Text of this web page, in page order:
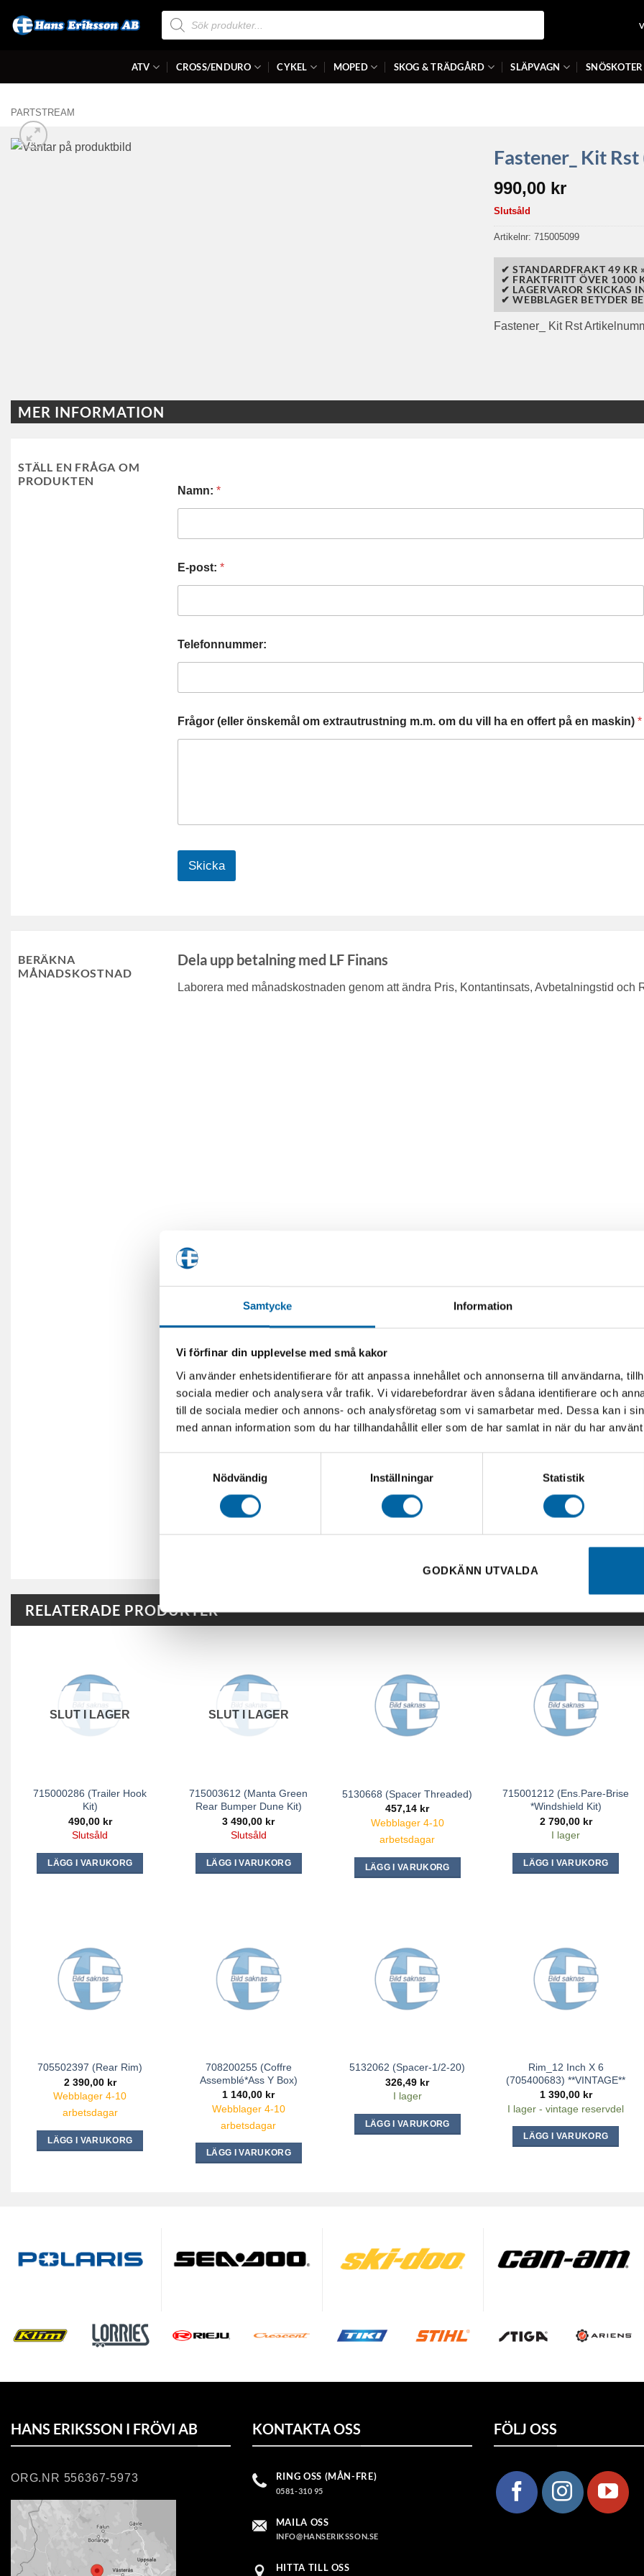
Samtycke Information
Vi förfinar din upplevelse med små kakor
Vi använder enhetsidentifierare för att anpassa innehållet och annonserna till användarna,
sociala medier och analysera vår trafik. Vi vidarebefordrar även sådana identifierare och
till de sociala medier och annons- och analysföretag som vi samarbetar med. Dessa kan i
med annan information som du har tillhandahållit eller som de har samlat in när du har
Nödvändig
Inställningar Statistik
GODKÄNN UTVALDA
Produktsökning
ATV CROSS/ENDURO CYKEL MOPED SKOG & TRÄDGÅRD SLÄPVAGN SNÖSKOTER
PARTSTREAM
Fastener_ Kit
990,00 kr
Slutsåld
Artikelnr: 715005099
✔ STANDARDFRAKT 49 KR »
✔ FRAKTFRITT ÖVER 1000
✔ LAGERVAROR SKICKAS
✔ WEBBLAGER BETYDER
Fastener_ Kit Rst
MER INFORMATION
STÄLL EN FRÅGA OM
PRODUKTEN
Namn:*
E-post:*
Telefonnummer:
Frågor (eller önskemål om extrautrustning m.m. om du vill ha en offert på en maskin)*
Skicka
BERÄKNA
MÅNADSKOSTNAD
Dela upp betalning med LF Finans
Laborera med månadskostnaden genom att ändra Pris, Kontantinsats, Avbetalningstid och
RELATERADE PRODUKTER
SLUT I LAGER
715000286 (Trailer Hook
Kit)
490,00 kr
Slutsåld
LÄGG I VARUKORG
SLUT I LAGER
715003612 (Manta Green
Rear Bumper Dune Kit)
3 490,00 kr
Slutsåld
LÄGG I VARUKORG
5130668 (Spacer Threaded)
457,14 kr
Webblager 4-10
arbetsdagar
LÄGG I VARUKORG
715001212 (Ens.Pare-Brise
*Windshield Kit)
2 790,00 kr
I lager
LÄGG I VARUKORG
705502397 (Rear Rim)
2 390,00 kr
Webblager 4-10
arbetsdagar
LÄGG I VARUKORG
708200255 (Coffre
Assemblé*Ass Y Box)
1 140,00 kr
Webblager 4-10
arbetsdagar
LÄGG I VARUKORG
5132062 (Spacer-1/2-20)
326,49 kr
I lager
LÄGG I VARUKORG
Rim_12 Inch X 6
(705400683) **VINTAGE**
1 390,00 kr
I lager - vintage reservdel
LÄGG I VARUKORG
HANS ERIKSSON I FRÖVI AB
ORG.NR 556367-5973
KONTAKTA OSS
RING OSS (MÅN-FRE)
0581-310 95
MAILA OSS
INFO@HANSERIKSSON.SE
HITTA TILL OSS
FÖLJ OSS